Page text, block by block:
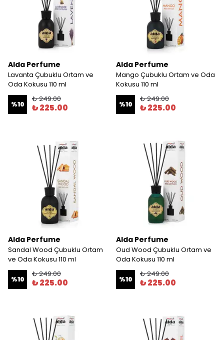
Alda Perfume
Lavanta Çubuklu Ortam ve
Oda Kokusu 110 ml
%10
₺ 249.00
₺ 225.00
Alda Perfume
Mango Çubuklu Ortam ve Oda
Kokusu 110 ml
%10
₺ 249.00
₺ 225.00
Alda Perfume
Sandal Wood Çubuklu Ortam
ve Oda Kokusu 110 ml
%10
₺ 249.00
₺ 225.00
Alda Perfume
Oud Wood Çubuklu Ortam ve
Oda Kokusu 110 ml
%10
₺ 249.00
₺ 225.00